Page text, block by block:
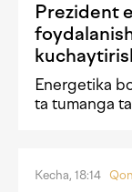
Prezident
Energetika
ta tumanga
Kecha, 18:14